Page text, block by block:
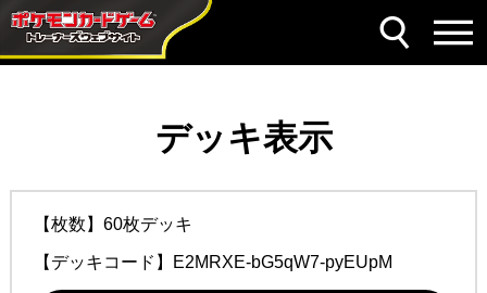
デッキ表示
【枚数】60枚デッキ
【デッキコード】 E2MRXE-bG5qW7-pyEUpM